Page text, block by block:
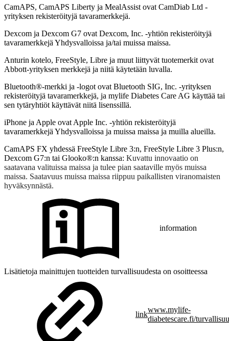
CamAPS, CamAPS Liberty ja MealAssist ovat CamDiab Ltd -
yrityksen rekisteröityjä tavaramerkkejä.
Dexcom ja Dexcom G7 ovat Dexcom, Inc. -yhtiön rekisteröityjä
tavaramerkkejä Yhdysvalloissa ja/tai muissa maissa.
Anturin kotelo, FreeStyle, Libre ja muut liittyvät tuotemerkit ovat
Abbott-yrityksen merkkejä ja niitä käytetään luvalla.
Bluetooth®-merkki ja -logot ovat Bluetooth SIG, Inc. -yrityksen
rekisteröityjä tavaramerkkejä, ja mylife Diabetes Care AG käyttää tai
sen tytäryhtiöt käyttävät niitä lisenssillä.
iPhone ja Apple ovat Apple Inc. -yhtiön rekisteröityjä
tavaramerkkejä Yhdysvalloissa ja muissa maissa ja muilla alueilla.
CamAPS FX yhdessä FreeStyle Libre 3:n, FreeStyle Libre 3 Plus:n,
Dexcom G7:n tai Glooko®:n kanssa: Kuvattu innovaatio on
saatavana valituissa maissa ja tulee pian saataville myös muissa
maissa. Saatavuus muissa maissa riippuu paikallisten viranomaisten
hyväksynnästä.
information
Lisätietoja mainittujen tuotteiden turvallisuudesta on osoitteessa
link
www.mylife-
diabetescare.fi/